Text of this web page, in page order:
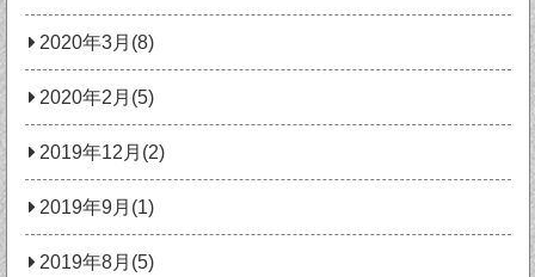
2020年3月(8)
2020年2月(5)
2019年12月(2)
2019年9月(1)
2019年8月(5)